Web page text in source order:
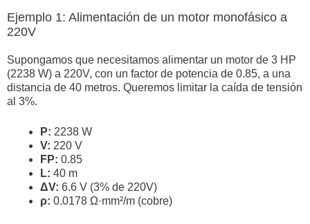
Ejemplo 1: Alimentación de un motor monofásico a
220V
Supongamos que necesitamos alimentar un motor de 3 HP
(2238 W) a 220V, con un factor de potencia de 0.85, a una
distancia de 40 metros. Queremos limitar la caída de tensión
al 3%.
P: 2238 W
V: 220 V
FP: 0.85
L: 40 m
ΔV: 6.6 V (3% de 220V)
ρ: 0.0178 Ω·mm²/m (cobre)